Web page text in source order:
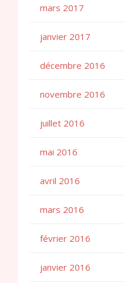
mars 2017
janvier 2017
décembre 2016
novembre 2016
juillet 2016
mai 2016
avril 2016
mars 2016
février 2016
janvier 2016